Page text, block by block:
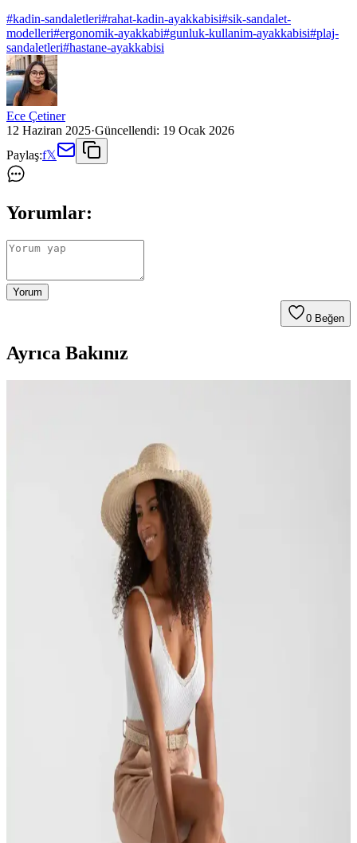
#kadin-sandaletleri#rahat-kadin-ayakkabisi#sik-sandalet-
modelleri#ergonomik-ayakkabi#gunluk-kullanim-ayakkabisi#plaj-
sandaletleri#hastane-ayakkabisi
Ece Çetiner
12 Haziran 2025·Güncellendi: 19 Ocak 2026
Paylaş:f𝕏
Yorumlar:
Yorum
0 Beğen
Ayrıca Bakınız
İki popüler kadın sandalet modeli Lumberjack EFTAL ve Muggo
Soft'un tasarım, konfor ve kullanım alanları açısından detaylı
karşılaştırmasıyla bilinçli alışveriş yapın.
Tarçın Hakiki Deri Siyah Günlük Kadın
Sandaletleri Yüksek Konfor ve Şıklık Sunar
Hakiki deri kullanımıyla tasarlanmış Tarçın siyah kadın sandaletleri,
şıklık ve rahatlığı bir arada sunar. Türkiye’de üretilmiş, hafif ve
dayanıklı yapısıyla günlük kullanım için ideal.
Igor Biarritz Pembe Kadın Düz Sandalet Yazlık Şık
İzlenimi yüksek ve modern tasarımıyla dikkat çeken bu pembe kadın
sandalet, hafifliği ve konforu ile yaz aylarında şıklık ve rahatlık
sunar. Türkiye’de üretilmiş olup, günlük kullanım için ideal bir
Ashlyn Bilekten Bağlamalı Ipli Kadın Sandalet: Şık
ve Konforlu Günlük Kullanım İçin
Şık ve rahat Ashlyn bilekten bağlamalı kadın sandaletleri, hafif
yapısı ve modern tasarımıyla günlük şıklığınızı tamamlar.